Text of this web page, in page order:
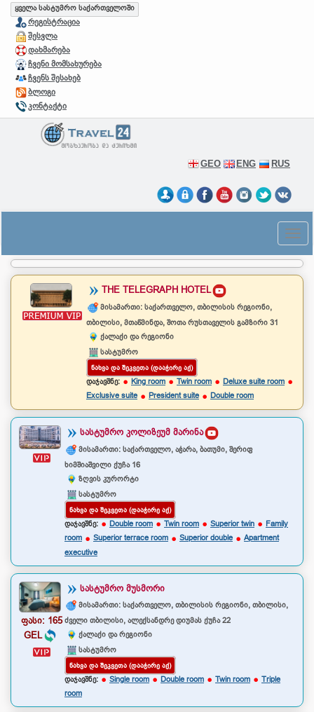
ყველა სასტუმრო საქართველოში
რეგისტრაცია
შესვლა
დახმარება
ჩვენი მომსახურება
ჩვენს შესახებ
ბლოგი
კონტაქტი
GEO ENG RUS
THE TELEGRAPH HOTEL
მისამართი: საქართველო, თბილისის რეგიონი,
თბილისი, მთაწმინდა, შოთა რუსთაველის გამზირი 31
ქალაქი და რეგიონი
სასტუმრო
ᲜᲐᲮᲕᲐ ᲓᲐ ᲨᲔᲙᲕᲔᲗᲐ (ᲓᲐᲐᲭᲘᲠᲔ ᲐᲥ)
დაჯავშნე: King room Twin room
Deluxe suite room
Exclusive suite
President suite Double room
ᲡᲐᲡᲢᲣᲛᲠᲝ ᲙᲝᲚᲘᲖᲔᲣᲛ ᲛᲐᲠᲘᲜᲐ
მისამართი: საქართველო, აჭარა, ბათუმი, შერიფ
ხიმშიაშვილი ქუჩა 16
ზღვის კურორტი
სასტუმრო
ᲜᲐᲮᲕᲐ ᲓᲐ ᲨᲔᲙᲕᲔᲗᲐ (ᲓᲐᲐᲭᲘᲠᲔ ᲐᲥ)
დაჯავშნე: Double room Twin room Superior twin
Family
room
Superior terrace room Superior double
Apartment
executive
ფასი: 165
GEL
ᲡᲐᲡᲢᲣᲛᲠᲝ ᲛᲣᲡᲛᲝᲠᲘ
მისამართი: საქართველო, თბილისის რეგიონი, თბილისი,
ძველი თბილისი, ალექსანდრე დიუმას ქუჩა 22
ქალაქი და რეგიონი
სასტუმრო
ᲜᲐᲮᲕᲐ ᲓᲐ ᲨᲔᲙᲕᲔᲗᲐ (ᲓᲐᲐᲭᲘᲠᲔ ᲐᲥ)
დაჯავშნე: Single room Double room Twin room
Triple
room